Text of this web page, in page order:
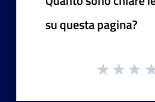
su questa pagina?